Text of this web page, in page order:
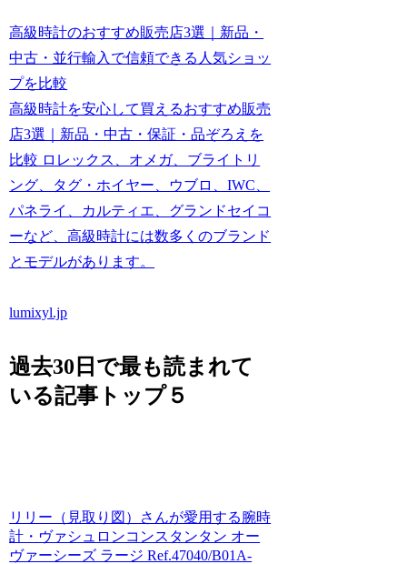
高級時計のおすすめ販売店3選｜新品・
中古・並行輸入で信頼できる人気ショッ
プを比較
高級時計を安心して買えるおすすめ販売
店3選｜新品・中古・保証・品ぞろえを
比較 ロレックス、オメガ、ブライトリ
ング、タグ・ホイヤー、ウブロ、IWC、
パネライ、カルティエ、グランドセイコ
ーなど、高級時計には数多くのブランド
とモデルがあります。
lumixyl.jp
過去30日で最も読まれて
いる記事トップ５
リリー（見取り図）さんが愛用する腕時
計・ヴァシュロンコンスタンタン オー
ヴァーシーズ ラージ Ref.47040/B01A-